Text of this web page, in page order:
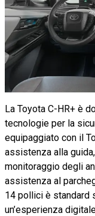
La Toyota C-HR+ è
tecnologie per la
equipaggiato con il
assistenza alla
monitoraggio degli
assistenza al
14 pollici è standard
un’esperienza